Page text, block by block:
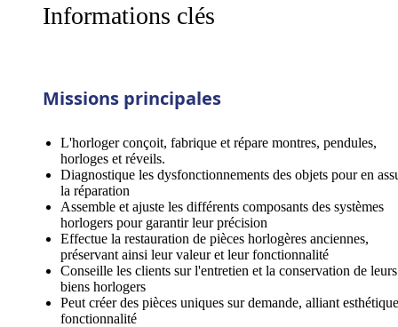
Informations clés
Missions principales
L'horloger conçoit, fabrique et répare montres, pendules,
horloges et réveils.
Diagnostique les dysfonctionnements des objets pour en
la réparation
Assemble et ajuste les différents composants des systèmes
horlogers pour garantir leur précision
Effectue la restauration de pièces horlogères anciennes,
préservant ainsi leur valeur et leur fonctionnalité
Conseille les clients sur l'entretien et la conservation de leurs
biens horlogers
Peut créer des pièces uniques sur demande, alliant
fonctionnalité